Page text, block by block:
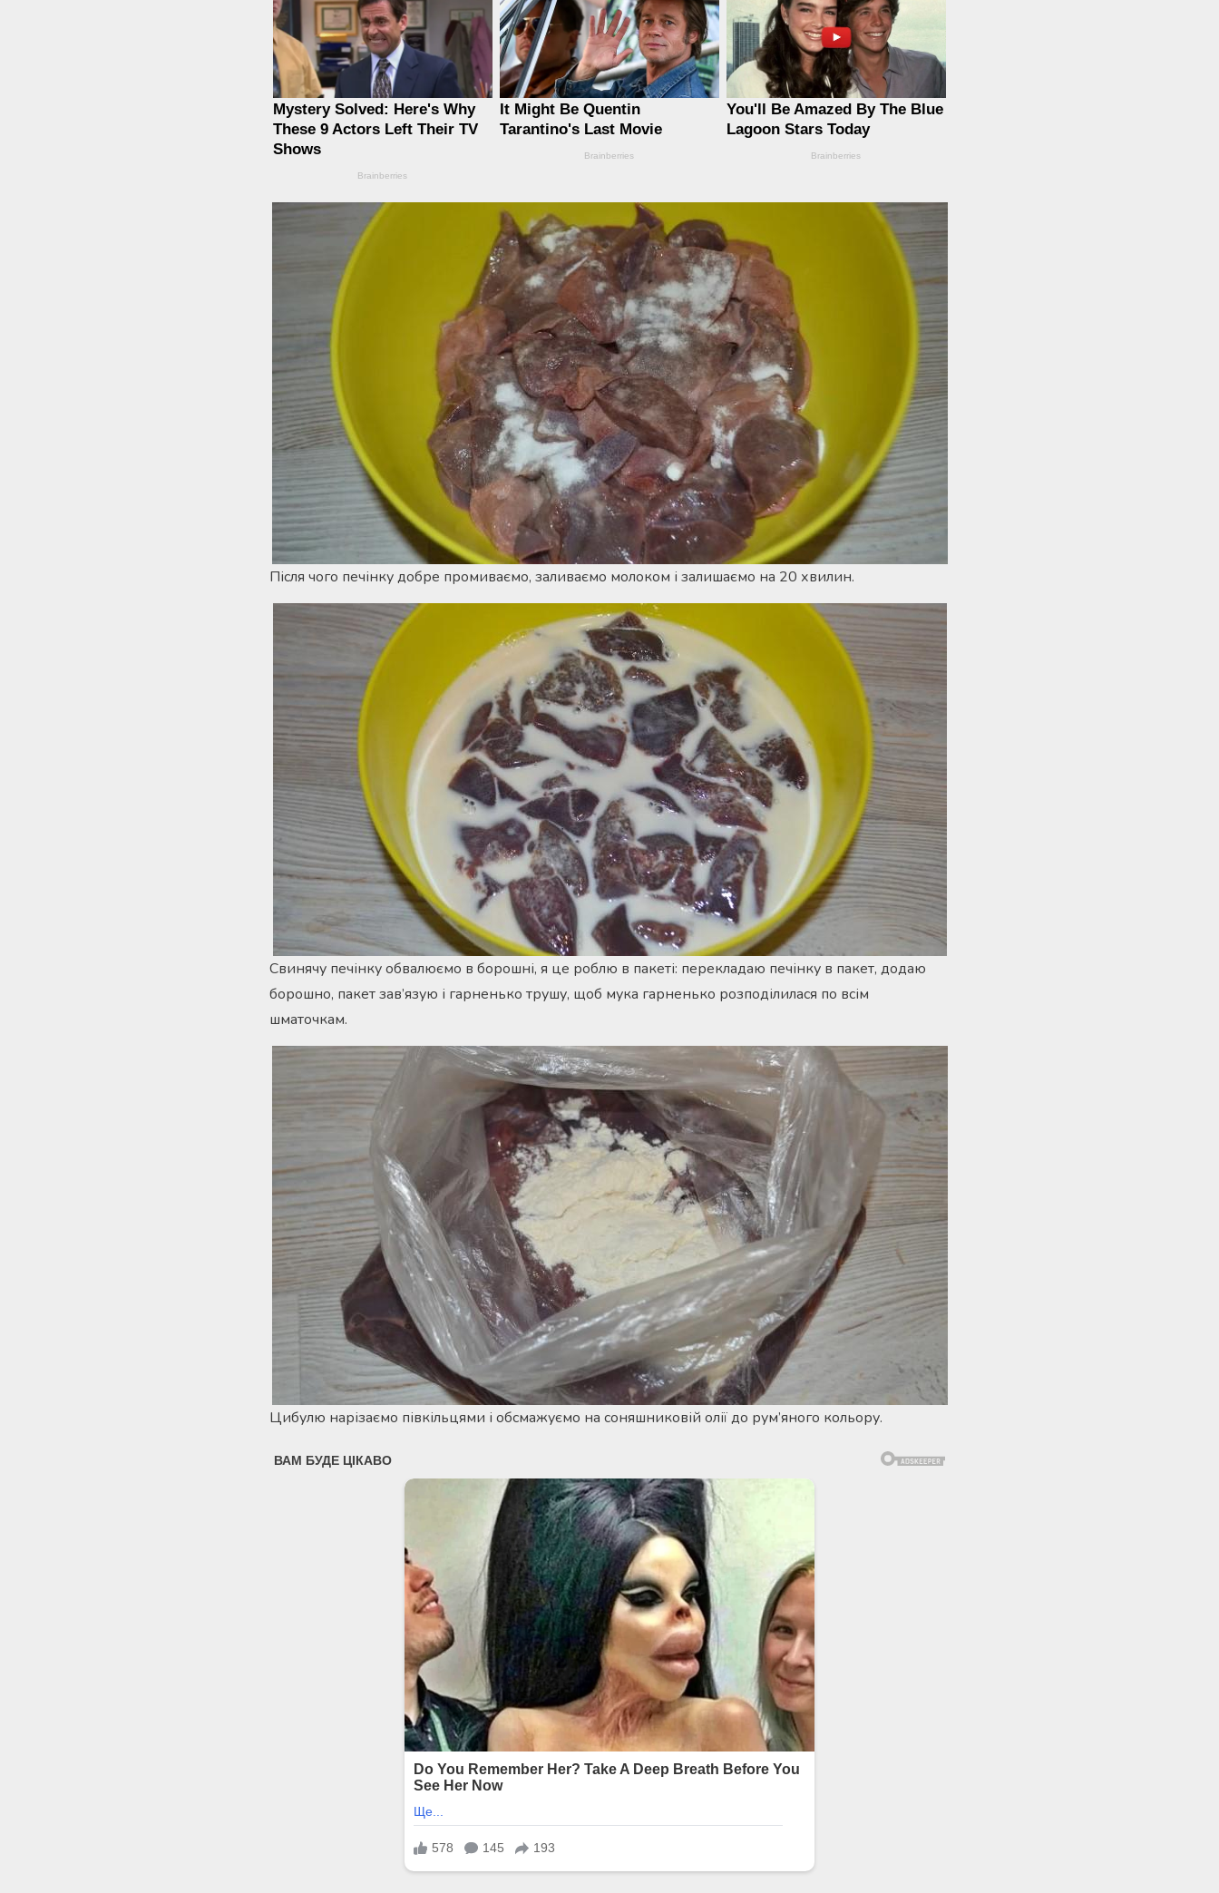
Після чого печінку добре промиваємо, заливаємо молоком і залишаємо на 20 хвилин.
Свинячу печінку обвалюємо в борошні, я це роблю в пакеті: перекладаю печінку в пакет, додаю
борошно, пакет зав’язую і гарненько трушу, щоб мука гарненько розподілилася по всім
шматочкам.
Цибулю нарізаємо півкільцями і обсмажуємо на соняшниковій олії до рум’яного кольору.